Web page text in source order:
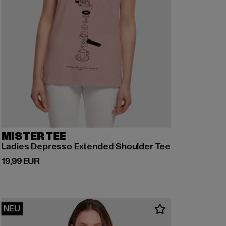
MISTER TEE
Ladies Depresso Extended Shoulder Tee
19,99 EUR
Derzeitiger Preis: 19,99 EUR
NEU